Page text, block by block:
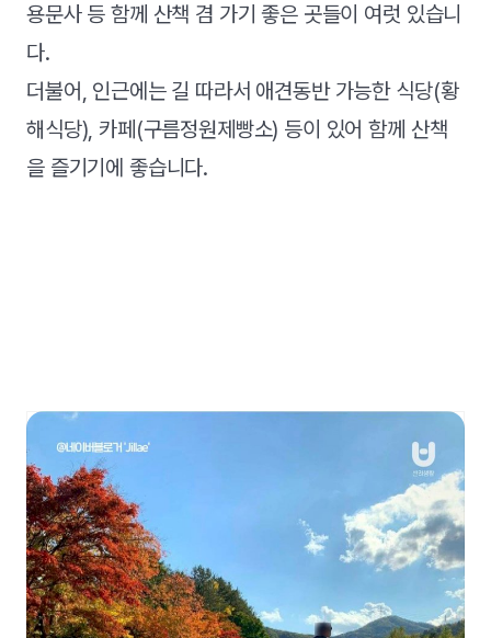
용문사 등 함께 산책 겸 가기 좋은 곳들이 여럿 있습니
다.
더불어, 인근에는 길 따라서 애견동반 가능한 식당(황
해식당), 카페(구름정원제빵소) 등이 있어 함께 산책
을 즐기기에 좋습니다.